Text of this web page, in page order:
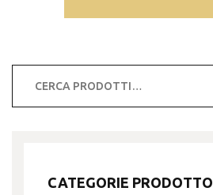
CATEGORIE PRODOTTO